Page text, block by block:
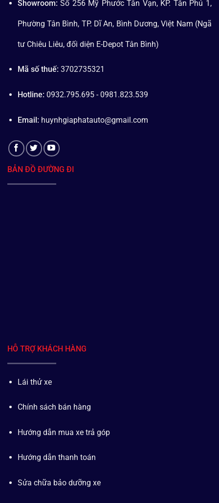
Showroom: Số 256 Mỹ Phước Tân Vạn, KP. Tân Phú 1,
Phường Tân Bình, TP. Dĩ An, Bình Dương, Việt Nam (Ngã
tư Chiêu Liêu, đối diện E-Depot Tân Bình)
Mã số thuế: 3702735321
Hotline: 0932.795.695 - 0981.823.539
Email: huynhgiaphatauto@gmail.com
BẢN ĐỒ ĐƯỜNG ĐI
HỖ TRỢ KHÁCH HÀNG
Lái thử xe
Chính sách bán hàng
Hướng dẫn mua xe trả góp
Hướng dẫn thanh toán
Sửa chữa bảo dưỡng xe